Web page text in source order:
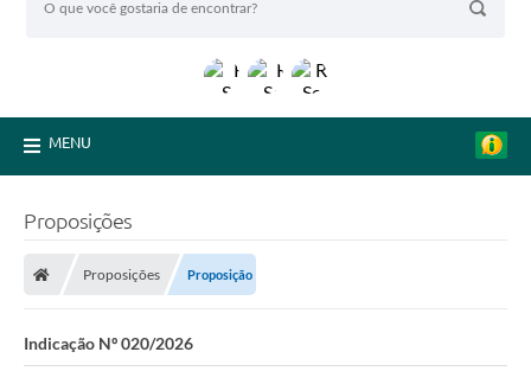
MENU
Proposições
Proposições Proposição
Indicação Nº 020/2026